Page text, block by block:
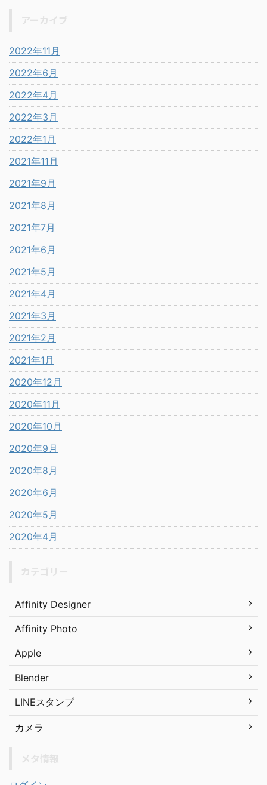
2022年11月
2022年6月
2022年4月
2022年3月
2022年1月
2021年11月
2021年9月
2021年8月
2021年7月
2021年6月
2021年5月
2021年4月
2021年3月
2021年2月
2021年1月
2020年12月
2020年11月
2020年10月
2020年9月
2020年8月
2020年6月
2020年5月
2020年4月
Affinity Designer
Affinity Photo
Apple
Blender
LINEスタンプ
カメラ